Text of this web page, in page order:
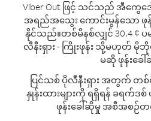
Viber Out ဖြင့် သင်သည် အီကွေဒေ
အရည်အသွေး ကောင်းမွန်သော ဖုန်
နိုင်သည်။တစ်မိနစ်လျှင် 30.4 ¢
လီနီးရှား - ကြိုးဖုန်း သို့မဟုတ်
မဆို ဖုန်းခေါ်
ပြင်သစ် ပိုလီနီးရှား အတွက် တ
နှုန်းထားများကို ရရှိရန် ခရက်ဒ
ဖုန်းခေါ်ဆိုမှု အစီအစဉ်